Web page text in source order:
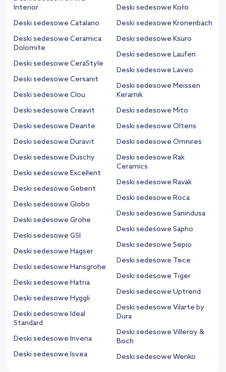
Interior
Deski sedesowe Catalano
Deski sedesowe Ceramica
Dolomite
Deski sedesowe CeraStyle
Deski sedesowe Cersanit
Deski sedesowe Clou
Deski sedesowe Creavit
Deski sedesowe Deante
Deski sedesowe Duravit
Deski sedesowe Duschy
Deski sedesowe Excellent
Deski sedesowe Geberit
Deski sedesowe Globo
Deski sedesowe Grohe
Deski sedesowe GSI
Deski sedesowe Hagser
Deski sedesowe Hansgrohe
Deski sedesowe Hatria
Deski sedesowe Hyggli
Deski sedesowe Ideal
Standard
Deski sedesowe Invena
Deski sedesowe Isvea
Deski sedesowe Koło
Deski sedesowe Kronenbach
Deski sedesowe Ksuro
Deski sedesowe Laufen
Deski sedesowe Laveo
Deski sedesowe Meissen
Keramik
Deski sedesowe Mito
Deski sedesowe Oltens
Deski sedesowe Omnires
Deski sedesowe Rak
Ceramics
Deski sedesowe Ravak
Deski sedesowe Roca
Deski sedesowe Sanindusa
Deski sedesowe Sapho
Deski sedesowe Sepio
Deski sedesowe Tece
Deski sedesowe Tiger
Deski sedesowe Uptrend
Deski sedesowe Vilarte by
Dura
Deski sedesowe Villeroy &
Boch
Deski sedesowe Wenko